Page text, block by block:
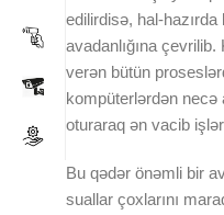
edilirdisə, hal-
avadanlığına
verən bütün
kompüterlərdən necə
oturaraq ən vacib
Bu qədər önəmli bir
suallar çoxlarını